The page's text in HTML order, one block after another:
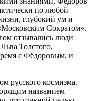
по любой
глубокий ум и
Сократом».
отзывались люди
Толстого,
с Фёдоровым, и
русского космизма.
названием